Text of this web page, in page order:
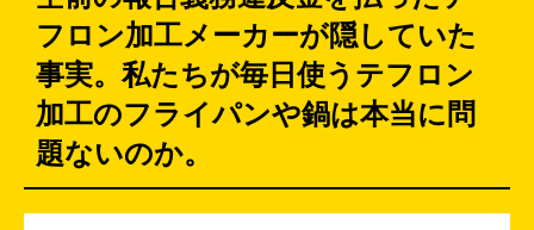
フロン加工メーカーが隠していた
事実。私たちが毎日使うテフロン
加工のフライパンや鍋は本当に問
題ないのか。